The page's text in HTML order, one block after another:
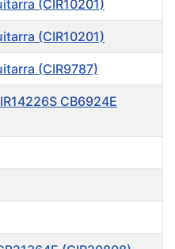
(CIR10201)
(CIR10201)
(CIR9787)
CB6924E